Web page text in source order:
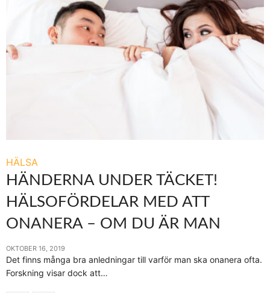
HÄLSA
HÄNDERNA UNDER TÄCKET!
HÄLSOFÖRDELAR MED ATT
ONANERA – OM DU ÄR MAN
OKTOBER 16, 2019
Det finns många bra anledningar till varför man ska onanera ofta.
Forskning visar dock att…